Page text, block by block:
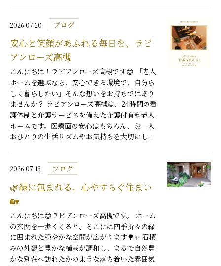
2026.07.20 ブログ
安心と笑顔があふれる毎日を、ラビ
アンローズ高槻
こんにちは！ラビアンローズ高槻です😊 「老人
ホームを選ぶなら、安心できる環境で、自分ら
しく暮らしたい」そんな想いをお持ちではあり
ませんか？ ラビアンローズ高槻は、24時間の看
護体制と介護サービスを備えた介護付有料老人
ホームです。医療面の安心はもちろん、お一人
おひとりの生活リズムやお気持ちを大切にし...
2026.07.13 ブログ
🌿緑に包まれる、心やすらぐ住まい
🏡
こんにちは😊ラビアンローズ高槻です。 ホーム
の玄関を一歩くぐると、そこには四季折々の緑
に囲まれた穏やかな空間が広がります🌳✨ 石積
みの外観と豊かな植栽が調和し、まるで自然豊
かな別荘へ訪れたかのような落ち着いた雰囲気